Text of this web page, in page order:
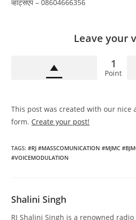
व्हाट्सएप – 08604666356
Leave your
1
Point
This post was created with our nice
form. Create your post!
TAGS:#RJ #MASSCOMUNICATION #MJMC
#VOICEMODULATION
Shalini Singh
RJ Shalini Singh is a renowned radio